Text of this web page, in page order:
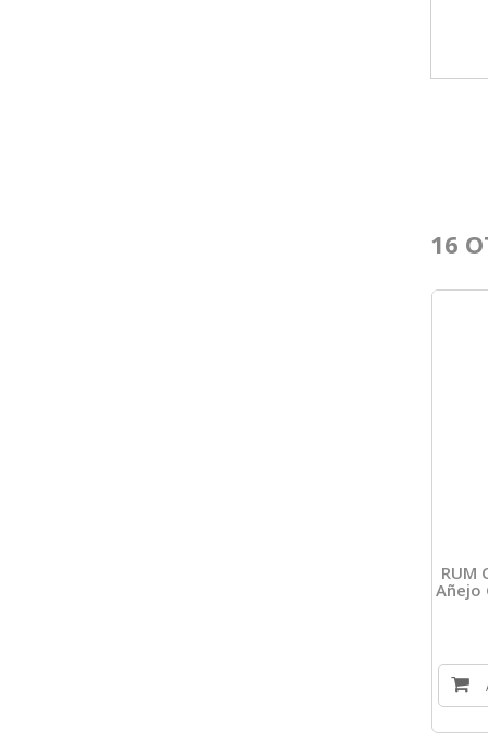
16
RUM
Añejo